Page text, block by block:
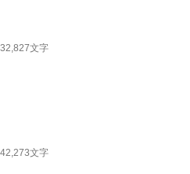
2,827文字
2,273文字